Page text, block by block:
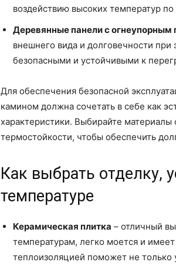
воздействию высоких температур
Деревянные панели с огнеупорным
внешнего вида и долговечности
безопасными и устойчивыми к
Для обеспечения безопасной
камином должна сочетать в себе как
характеристики. Выбирайте
термостойкости, чтобы обеспечить
Как выбрать отделку,
температуре
Керамическая плитка – отличный
температурам, легко моется и
теплоизоляцией поможет не только